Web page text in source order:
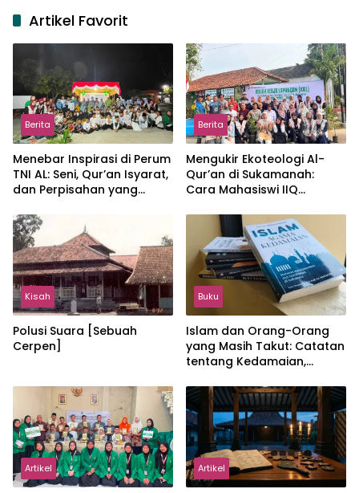
Artikel Favorit
Berita
Menebar Inspirasi di Perum
TNI AL: Seni, Qur’an Isyarat,
dan Perpisahan yang
Berita
Mengukir Ekoteologi Al-
Qur’an di Sukamanah:
Cara Mahasiswi IIQ
Jonggol
Kisah
Polusi Suara [Sebuah
Cerpen]
Buku
Islam dan Orang-Orang
yang Masih Takut: Catatan
tentang Kedamaian,
dalam Pemikiran Masykuri
Abdillah
Artikel Artikel